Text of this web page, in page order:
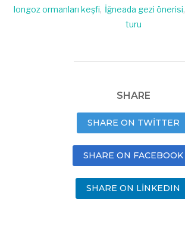
longoz ormanları keşfi, İğneada gezi önerisi,
turu
SHARE
SHARE ON TWITTER
SHARE ON FACEBOOK
SHARE ON LINKEDIN